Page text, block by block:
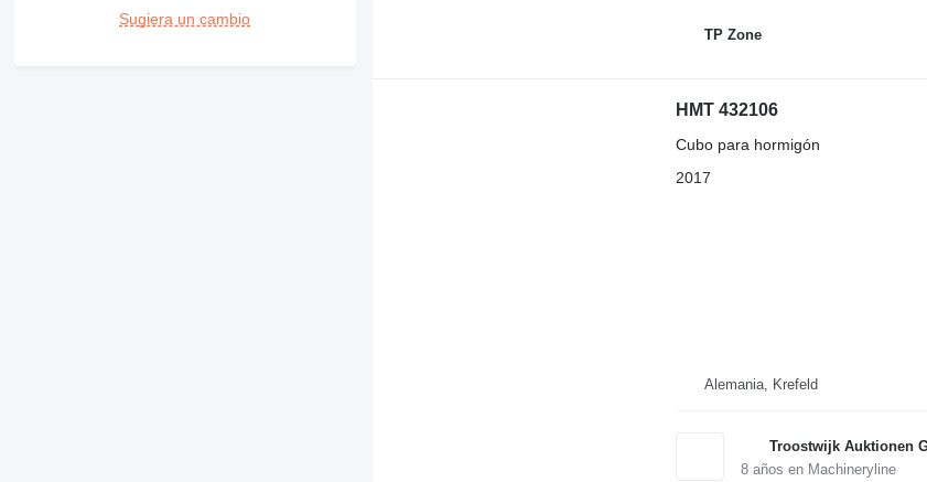
Sugiera un cambio
TP Zone
HMT 432106
Cubo para hormigón
2017
Alemania, Krefeld
Troostwijk Auktionen
8años en Machineryline